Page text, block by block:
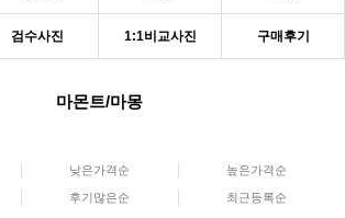
검수사진 1:1비교사진 구매후기
마몬트/마몽
낮은가격순 높은가격순
후기많은순 최근등록순